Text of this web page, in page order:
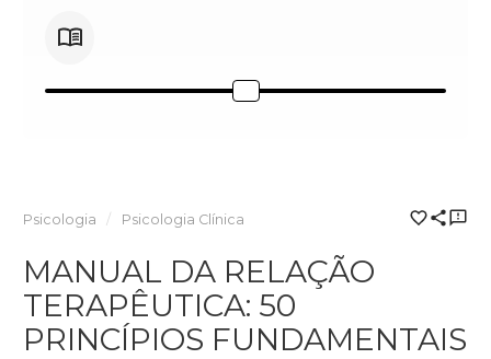
Psicologia Psicologia Clínica
MANUAL DA RELAÇÃO
TERAPÊUTICA: 50
PRINCÍPIOS FUNDAMENTAIS